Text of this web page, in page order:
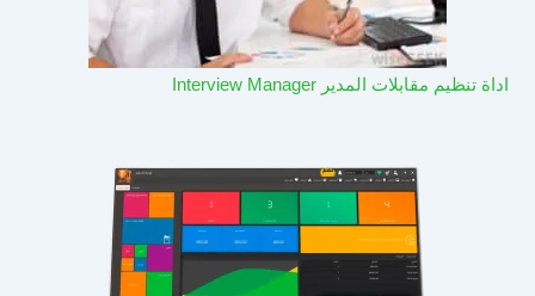
اداة تنظيم مقابلات المدير Interview Manager